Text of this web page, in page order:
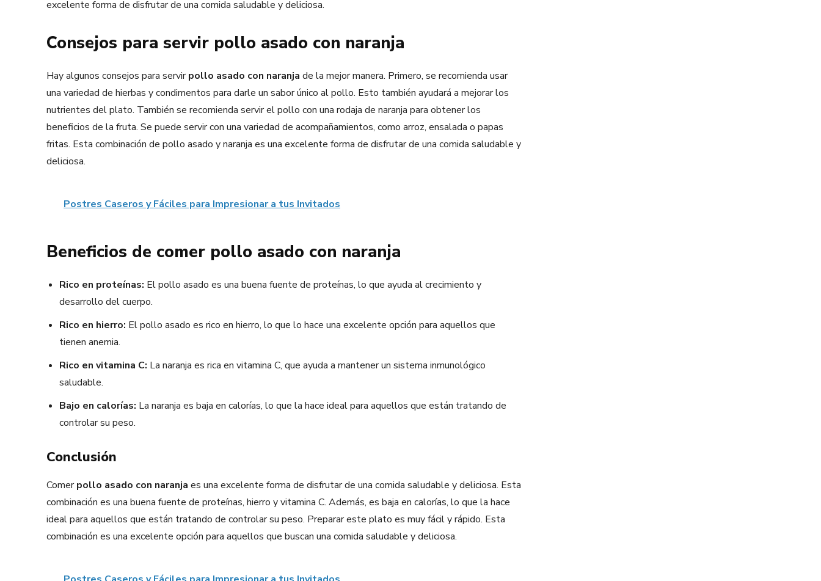
excelente forma de disfrutar de una comida saludable y deliciosa.
Consejos para servir pollo asado con naranja
Hay algunos consejos para servirpollo asado con naranja de la mejor manera. Primero, se recomienda usar
una variedad de hierbas y condimentos para darle un sabor único al pollo. Esto también ayudará a mejorar los
nutrientes del plato. También se recomienda servir el pollo con una rodaja de naranja para obtener los
beneficios de la fruta. Se puede servir con una variedad de acompañamientos, como arroz, ensalada o papas
fritas. Esta combinación de pollo asado y naranja es una excelente forma de disfrutar de una comida saludable y
deliciosa.
Postres Caseros y Fáciles para Impresionar a tus Invitados
Beneficios de comer pollo asado con naranja
Rico en proteínas: El pollo asado es una buena fuente de proteínas, lo que ayuda al crecimiento y
desarrollo del cuerpo.
Rico en hierro: El pollo asado es rico en hierro, lo que lo hace una excelente opción para aquellos que
tienen anemia.
Rico en vitamina C: La naranja es rica en vitamina C, que ayuda a mantener un sistema inmunológico
saludable.
Bajo en calorías: La naranja es baja en calorías, lo que la hace ideal para aquellos que están tratando de
controlar su peso.
Conclusión
Comerpollo asado con naranja es una excelente forma de disfrutar de una comida saludable y deliciosa. Esta
combinación es una buena fuente de proteínas, hierro y vitamina C. Además, es baja en calorías, lo que la hace
ideal para aquellos que están tratando de controlar su peso. Preparar este plato es muy fácil y rápido. Esta
combinación es una excelente opción para aquellos que buscan una comida saludable y deliciosa.